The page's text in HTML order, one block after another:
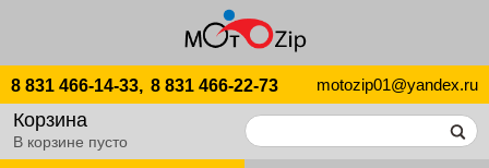
8 831 466-14-33, 8 831 466-22-73 motozip01@yandex.ru
Корзина
В корзине пусто